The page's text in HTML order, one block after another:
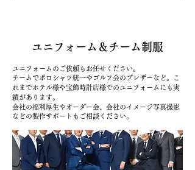
ユニフォーム＆チーム制服
ユニフォームのご依頼もお任せください。
​チームでポロシャツ統一やゴルフ会のブレザーなど。こ
れまでホテル様や宝飾時計店様でのユニフォームにも実
績があります。
​会社の福利厚生やオーダー会、会社のイメージ写真撮影
などの製作サポートもご相談ください。